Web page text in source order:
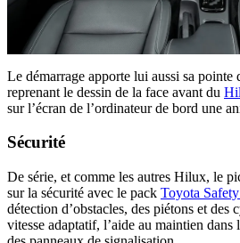
Le démarrage apporte lui aussi sa pointe
reprenant le dessin de la face avant du
sur l’écran de l’ordinateur de bord une
Sécurité
De série, et comme les autres Hilux, le
sur la sécurité avec le pack Toyota
détection d’obstacles, des piétons et des
vitesse adaptatif, l’aide au maintien